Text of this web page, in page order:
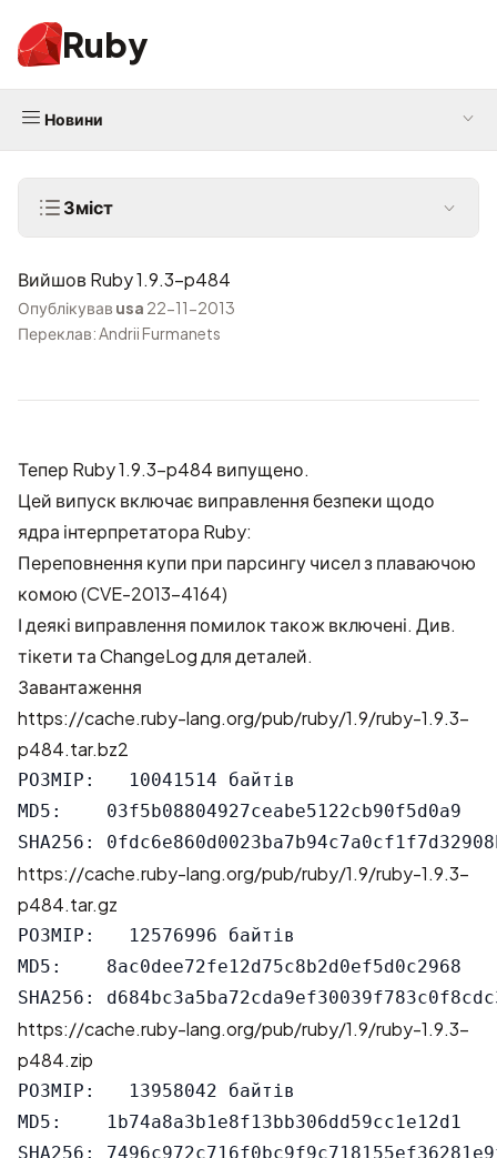
Ruby
Новини
Зміст
Вийшов Ruby 1.9.3-p484
Опублікував usa 22-11-2013
Переклав: Andrii Furmanets
Тепер Ruby 1.9.3-p484 випущено.
Цей випуск включає виправлення безпеки щодо
ядра інтерпретатора Ruby:
Переповнення купи при парсингу чисел з плаваючою
комою (CVE-2013-4164)
І деякі виправлення помилок також включені. Див.
тікетитаChangeLogдля деталей.
Завантаження
https://cache.ruby-lang.org/pub/ruby/1.9/ruby-1.9.3-
p484.tar.bz2
РОЗМІР:   10041514 байтів
MD5:    03f5b08804927ceabe5122cb90f5d0a9
https://cache.ruby-lang.org/pub/ruby/1.9/ruby-1.9.3-
p484.tar.gz
РОЗМІР:   12576996 байтів
MD5:    8ac0dee72fe12d75c8b2d0ef5d0c2968
https://cache.ruby-lang.org/pub/ruby/1.9/ruby-1.9.3-
p484.zip
РОЗМІР:   13958042 байтів
MD5:    1b74a8a3b1e8f13bb306dd59cc1e12d1